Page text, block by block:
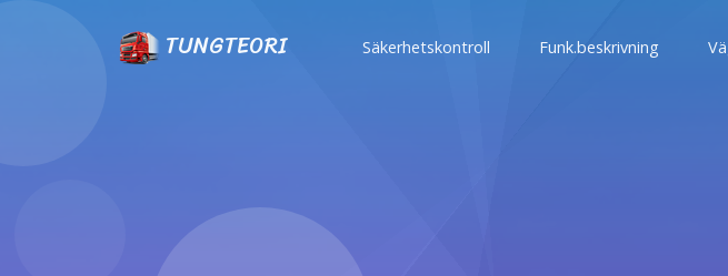
TUNGTEORI Säkerhetskontroll Funk.beskrivning